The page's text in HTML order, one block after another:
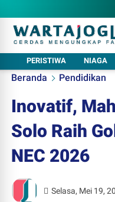
PERISTIWA NIAGA
Beranda Pendidikan
Inovatif,
Solo Raih
NEC 2026
Selasa, Mei 19,